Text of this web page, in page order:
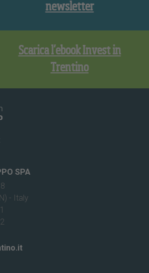
newsletter
Scarica l’ebook Invest in
Trentino
SPA
- Italy